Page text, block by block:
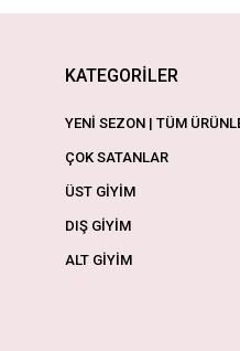
KATEGORİLER
YENİ SEZON | TÜM
ÇOK SATANLAR
ÜST GİYİM
DIŞ GİYİM
ALT GİYİM